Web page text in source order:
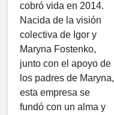
cobró vida en 2014.
Nacida de la visión
colectiva de Igor y
Maryna Fostenko,
junto con el apoyo de
los padres de Maryna,
esta empresa se
fundó con un alma y